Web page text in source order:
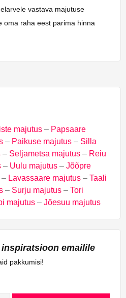
vastava majutuse
oma raha eest parima hinna
majutus – Papsaare
– Paikuse majutus – Silla
– Seljametsa majutus – Reiu
– Uulu majutus – Jõõpre
– Lavassaare majutus – Taali
– Surju majutus – Tori
majutus – Jõesuu majutus
emailile
pakkumisi!